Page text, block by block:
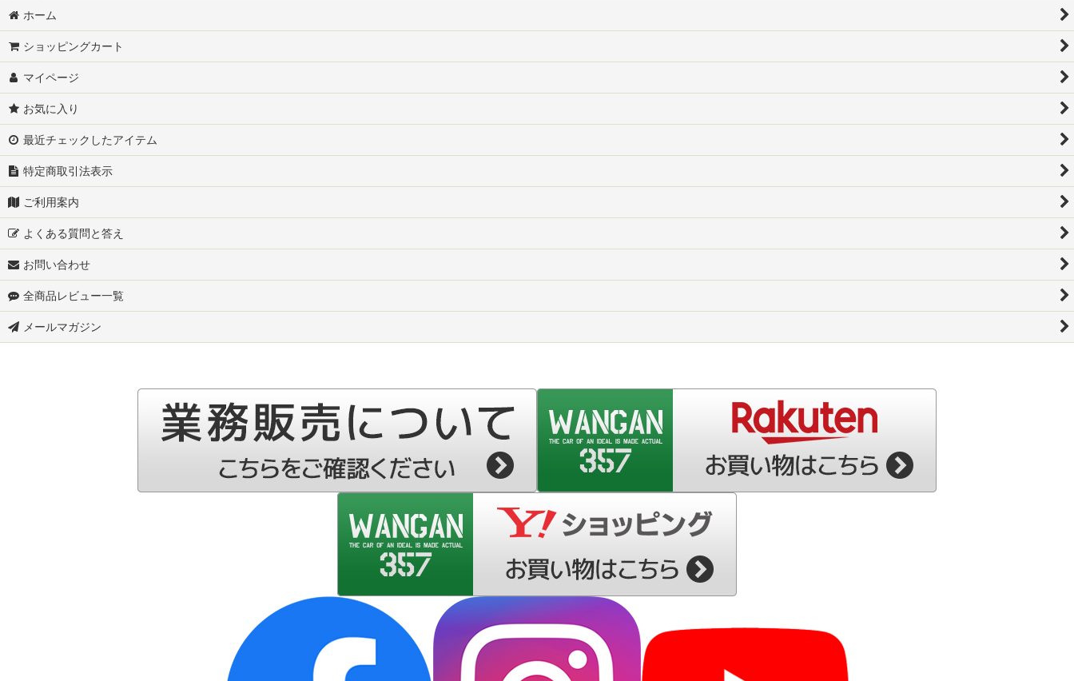
ホーム
ショッピングカート
マイページ
お気に入り
最近チェックしたアイテム
特定商取引法表示
ご利用案内
よくある質問と答え
お問い合わせ
全商品レビュー一覧
メールマガジン